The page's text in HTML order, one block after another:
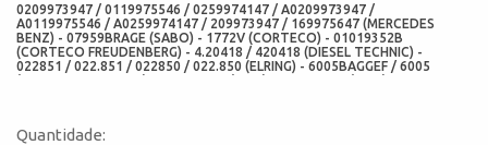
0209973947 / 0119975546 / 0259974147 / A0209973947 /
A0119975546 / A0259974147 / 209973947 / 169975647 (MERCEDES
BENZ) - 07959BRAGE (SABO) - 1772V (CORTECO) - 01019352B
(CORTECO FREUDENBERG) - 4.20418 / 420418 (DIESEL TECHNIC) -
022851 / 022.851 / 022850 / 022.850 (ELRING) - 6005BAGGEF / 6005
(ARCA RETENTORES) - 05204-V30 (CHO) - 07959-V30 (ADD) -
Quantidade: